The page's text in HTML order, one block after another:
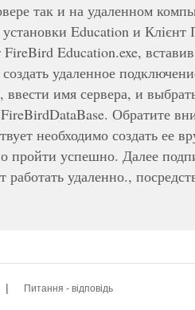
так и на удаленном
установки Education и
FireBird Education.exe,
удаленное
имя сервера, и
Обратите
необходимо создать ее
успешно. Далее
работать удаленно.,
| Питання - відповідь